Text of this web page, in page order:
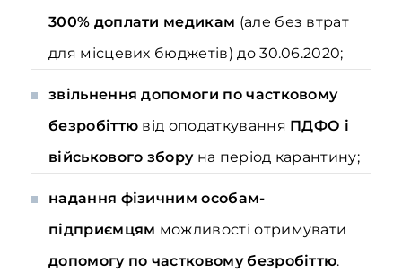
300% доплати медикам (але без втрат
для місцевих бюджетів) до 30.06.2020;
звільнення допомоги по частковому
безробіттю від оподаткування ПДФО і
військового збору на період карантину;
надання фізичним особам-
підприємцям можливості отримувати
допомогу по частковому безробіттю.